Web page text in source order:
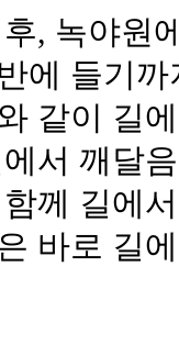
, 녹야원
에 들기
같이 길
서 깨달
께 길에
바로 길